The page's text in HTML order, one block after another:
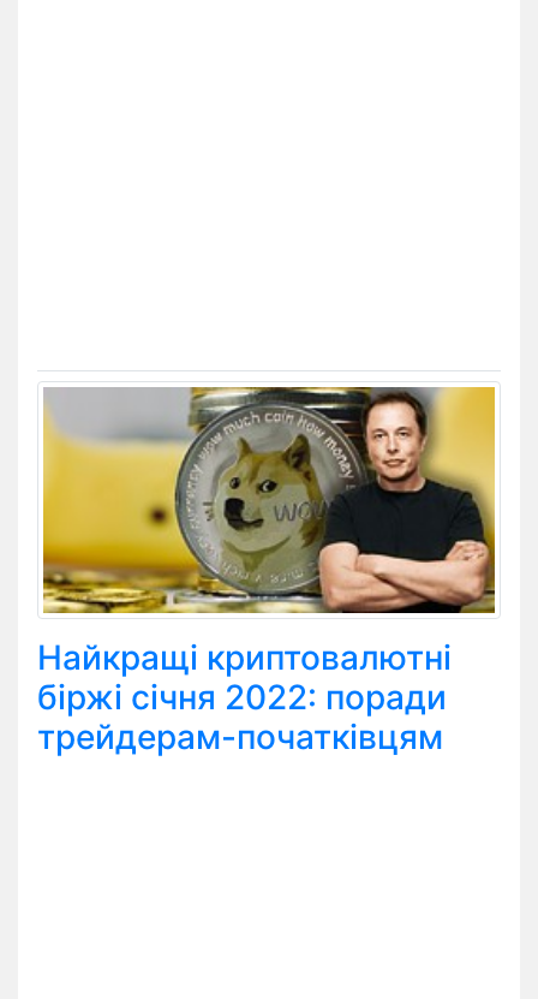
Найкращі криптовалютні
біржі січня 2022: поради
трейдерам-початківцям